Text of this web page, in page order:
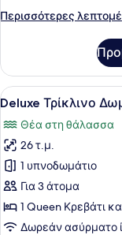
Περισσότερες
Περισσότερες
Τρίκλινο
Δωμάτιο
Προβολή
όλων
των
φωτογραφιών
για
Deluxe
Τρίκλινο
Δωμάτιο
10
Deluxe Τρίκλινο
Θέα στη θάλασσα
26 τ.μ.
1 υπνοδωμάτιο
Για 3 άτομα
1 Queen Κρεβάτι
Δωρεάν ασύρματο